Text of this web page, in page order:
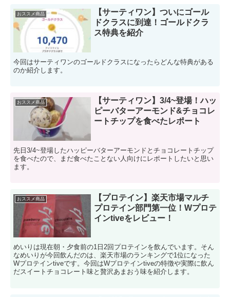
おススメ商品
【サーティワン】ついにゴール
ドクラスに到達！ゴールドクラ
ス特典を紹介
今回はサーティワンのゴールドクラスになったらどんな特典がある
のか紹介します。
おススメ商品
【サーティワン】3/4~登場！ハッ
ピーバターアーモンド&チョコレ
ートチップを食べたレポート
先日3/4~登場したハッピーバターアーモンドとチョコレートチップ
を食べたので、まだ食べたことない人向けにレポートしたいと思い
ます。
おススメ商品
【プロテイン】楽天市場マルチ
プロテイン部門第一位！Wプロテ
インtiveをレビュー！
めいりは現在朝・夕食前の1日2回プロテインを飲んでいます。そん
なめいりが今回飲んだのは、楽天市場のランキングで1位になった
Wプロテインtiveです。今回はWプロテインtiveの特徴や実際に飲ん
だスイートチョコレート味と贅沢あまおう味を紹介します。